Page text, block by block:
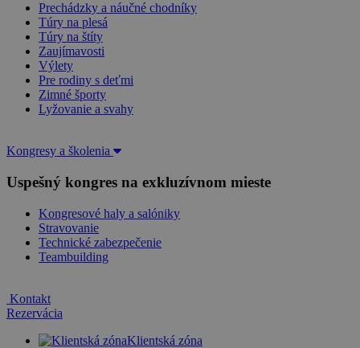
Prechádzky a náučné chodníky
Túry na plesá
Túry na štíty
Zaujímavosti
Výlety
Pre rodiny s deťmi
Zimné športy
Lyžovanie a svahy
Kongresy a školenia
Uspešný kongres na exkluzívnom mieste
Kongresové haly a salóniky
Stravovanie
Technické zabezpečenie
Teambuilding
Kontakt
Rezervácia
Klientská zóna